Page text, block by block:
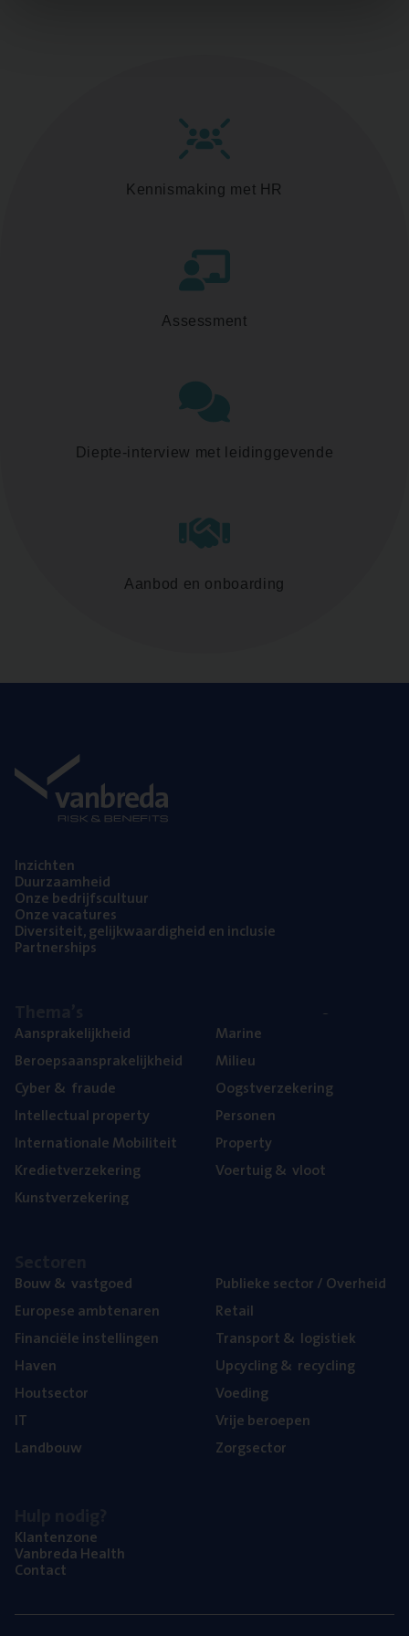
Kennismaking met HR
Assessment
Diepte-interview met leidinggevende
Aanbod en onboarding
Inzich­ten
Duur­zaam­heid
Onze bedrijfs­cul­tuur
Onze vaca­tu­res
Diver­si­teit, gelijk­waar­dig­heid en inclusie
Part­ner­ships
Aan­spra­ke­lijk­heid
Beroeps­aan­spra­ke­lijk­heid
Cyber& fraude
Intel­lec­tu­al property
Inter­na­ti­o­na­le Mobiliteit
Kre­diet­ver­ze­ke­ring
Kunst­ver­ze­ke­ring
Mari­ne
Mili­eu
Oogst­ver­ze­ke­ring
Per­so­nen
Pro­per­ty
Voer­tuig& vloot
Bouw& vastgoed
Euro­pe­se ambtenaren
Finan­ci­ë­le instellingen
Haven
Hout­sec­tor
IT
Land­bouw
Publie­ke sec­tor / Overheid
Retail
Trans­port& logistiek
Upcy­cling& recycling
Voe­ding
Vrije beroe­pen
Zorg­sec­tor
Klan­ten­zo­ne
Van­b­re­da Health
Con­tact